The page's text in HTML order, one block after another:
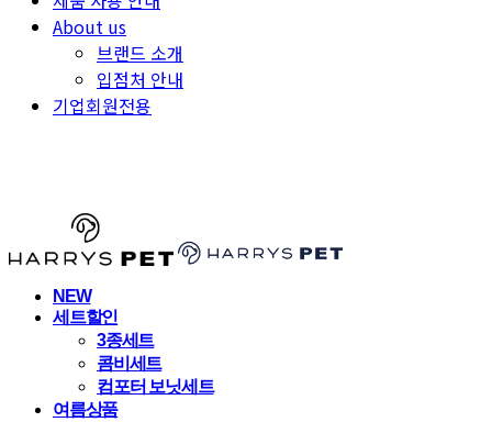
About us
브랜드 소개
입점처 안내
기업회원전용
NEW
세트할인
3종세트
콤비세트
컴포터 보닛세트
여름상품